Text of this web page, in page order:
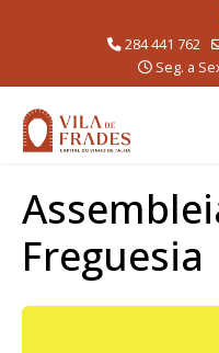
284 441 762
Seg. a
Freguesia